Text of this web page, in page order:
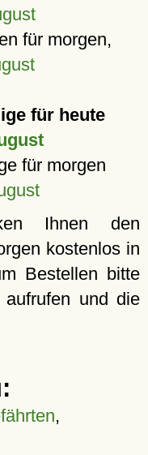
für morgen,
für heute
für morgen
Ihnen den
kostenlos in
Bestellen bitte
aufrufen und die
,